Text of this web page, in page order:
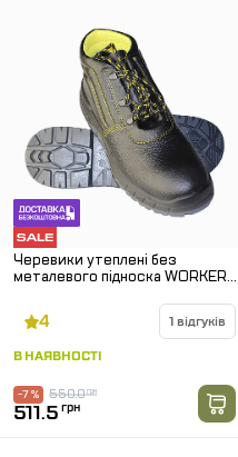
Черевики утеплені без
металевого підноска WORKER
4 1 відгуків
В НАЯВНОСТІ
550.0грн
-7 %
511.5 грн